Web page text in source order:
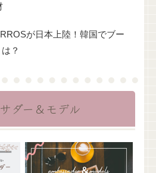
が日本上陸！韓国でブー
？
ダー＆モデル